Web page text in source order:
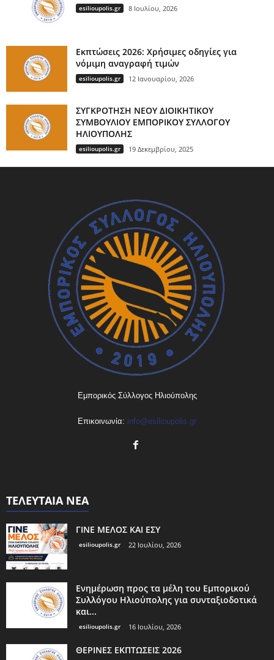
esilioupolis.gr 8 Ιουλίου, 2026
Εκπτώσεις 2026: Χρήσιμες οδηγίες για
νόμιμη αναγραφή τιμών
esilioupolis.gr 12 Ιανουαρίου, 2026
ΣΥΓΚΡΟΤΗΣΗ ΝΕΟΥ ΔΙΟΙΚΗΤΙΚΟΥ
ΣΥΜΒΟΥΛΙΟΥ ΕΜΠΟΡΙΚΟΥ ΣΥΛΛΟΓΟΥ
ΗΛΙΟΥΠΟΛΗΣ
esilioupolis.gr 19 Δεκεμβρίου, 2025
Εμπορικός Σύλλογος Ηλιούπολης
Επικοινωνία: info@esilioupolis.gr
ΤΕΛΕΥΤΑΙΑ ΝΕΑ
ΓΙΝΕ ΜΕΛΟΣ ΚΑΙ ΕΣΥ
esilioupolis.gr 22 Ιουλίου, 2026
Ενημέρωση προς τα μέλη του Εμπορικού
Συλλόγου Ηλιούπολης για συνταξιοδοτικά
και...
esilioupolis.gr 16 Ιουλίου, 2026
ΘΕΡΙΝΕΣ ΕΚΠΤΩΣΕΙΣ 2026